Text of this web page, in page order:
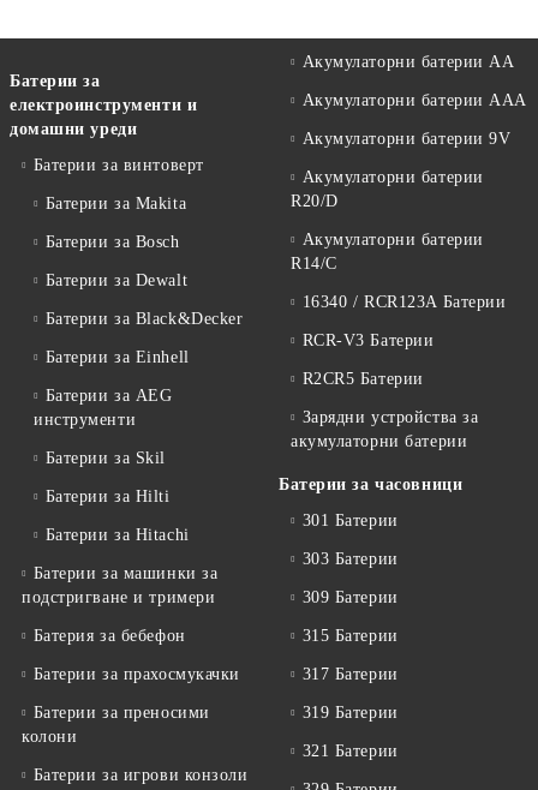
Батерии за
електроинструменти и
домашни уреди
Батерии за винтоверт
Батерии за Makita
Батерии за Bosch
Батерии за Dewalt
Батерии за Black&Decker
Батерии за Einhell
Батерии за AEG
инструменти
Батерии за Skil
Батерии за Hilti
Батерии за Hitachi
Батерии за машинки за
подстригване и тримери
Батерия за бебефон
Батерии за прахосмукачки
Батерии за преносими
колони
Батерии за игрови конзоли
Акумулаторни батерии АА
Акумулаторни батерии AAA
Акумулаторни батерии 9V
Акумулаторни батерии
R20/D
Акумулаторни батерии
R14/C
16340 / RCR123A Батерии
RCR-V3 Батерии
R2CR5 Батерии
Зарядни устройства за
акумулаторни батерии
Батерии за часовници
301 Батерии
303 Батерии
309 Батерии
315 Батерии
317 Батерии
319 Батерии
321 Батерии